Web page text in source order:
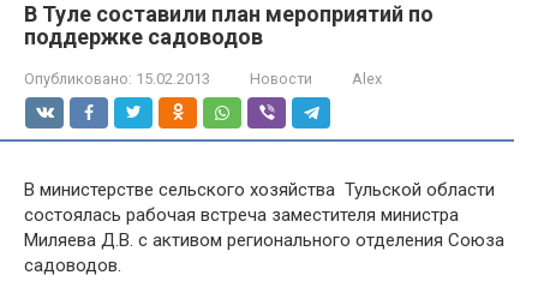
В Туле составили план мероприятий по
поддержке садоводов
Опубликовано: 15.02.2013 Новости Alex
В министерстве сельского хозяйства Тульской области
состоялась рабочая встреча заместителя министра
Миляева Д.В. с активом регионального отделения Союза
садоводов.